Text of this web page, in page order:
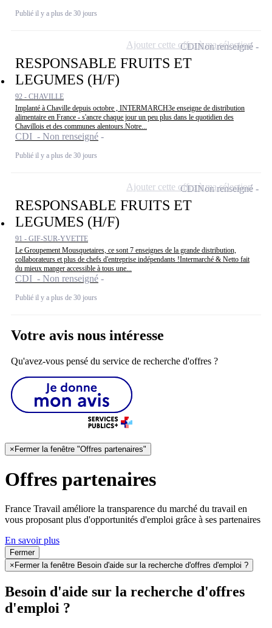
Publié il y a plus de 30 jours
RESPONSABLE FRUITS ET
LEGUMES (H/F)
92 - CHAVILLE
Implanté à Chaville depuis octobre , INTERMARCH3e enseigne de distribution
alimentaire en France - s'ancre chaque jour un peu plus dans le quotidien des
Chavillois et des communes alentours.Notre...
CDI - Non renseigné
Publié il y a plus de 30 jours
CDINon renseigné
Ajouter cette offre à ma sélection
RESPONSABLE FRUITS ET
LEGUMES (H/F)
91 - GIF-SUR-YVETTE
Le Groupement Mousquetaires, ce sont 7 enseignes de la grande distribution,
collaborateurs et plus de chefs d'entreprise indépendants !Intermarché & Netto fait
du mieux manger accessible à tous une...
CDI - Non renseigné
Publié il y a plus de 30 jours
CDINon renseigné
Ajouter cette offre à ma sélection
Votre avis nous intéresse
Qu'avez-vous pensé du service de recherche d'offres ?
×Fermer la fenêtre "Offres partenaires"
Offres partenaires
France Travail améliore la transparence du marché du travail en
vous proposant plus d'opportunités d'emploi grâce à ses partenaires
En savoir plus
Fermer
× Fermer la fenêtre Besoin d'aide sur la recherche d'offres d'emploi ?
Besoin d'aide sur la recherche d'offres
d'emploi ?